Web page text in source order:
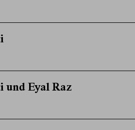
und Eyal Raz